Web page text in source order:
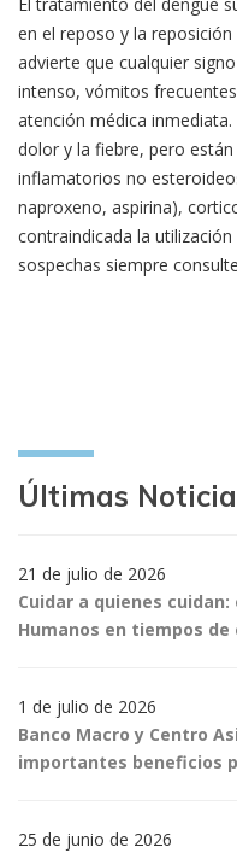
El tratamiento del dengue
en el reposo y la
advierte que cualquier
intenso, vómitos
atención médica
dolor y la fiebre, pero
inflamatorios no
naproxeno, aspirina),
contraindicada la
sospechas siempre
Últimas
21 de julio de 2026
Cuidar a quienes
Humanos en tiempos de
1 de julio de 2026
Banco Macro y Centro
importantes beneficios
25 de junio de 2026